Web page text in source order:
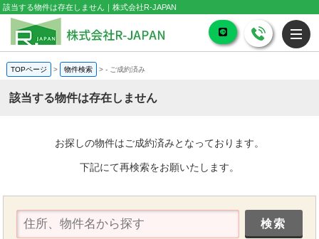
該当する物件は存在しません｜株式会社R-JAPAN
TOPページ > 物件検索 >- ご成約済み
該当する物件は存在しません
お探しの物件はご成約済みとなっております。
下記にて再検索をお願いたします。